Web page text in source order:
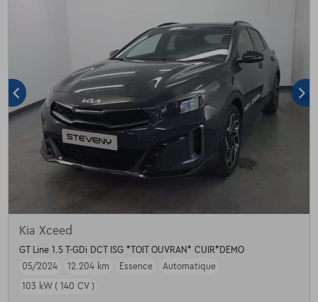
Kia Xceed
GT Line 1.5 T-GDi DCT ISG *TOIT OUVRAN* CUIR*DEMO
05/2024
12.204 km Essence
Automatique
103 kW ( 140 CV )